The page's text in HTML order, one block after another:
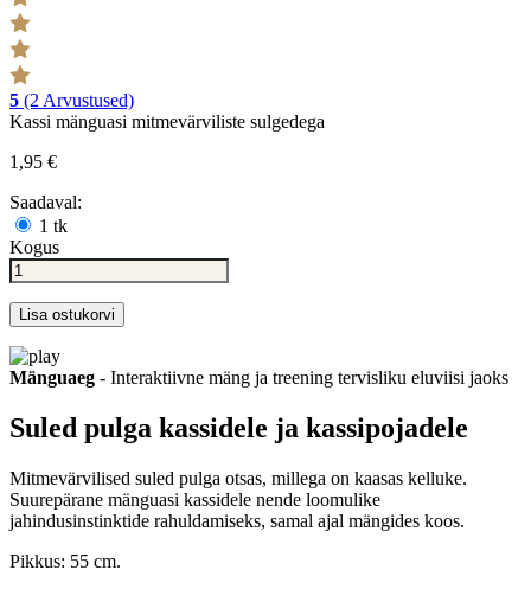
5 (2 Arvustused)
Kassi mänguasi mitmevärviliste sulgedega
1,95 €
Saadaval:
1 tk
Kogus
Lisa ostukorvi
Mänguaeg - Interaktiivne mäng ja treening tervisliku eluviisi jaoks
Suled pulga kassidele ja kassipojadele
Mitmevärvilised suled pulga otsas, millega on kaasas kelluke.
Suurepärane mänguasi kassidele nende loomulike
jahindusinstinktide rahuldamiseks, samal ajal mängides koos.
Pikkus: 55 cm.